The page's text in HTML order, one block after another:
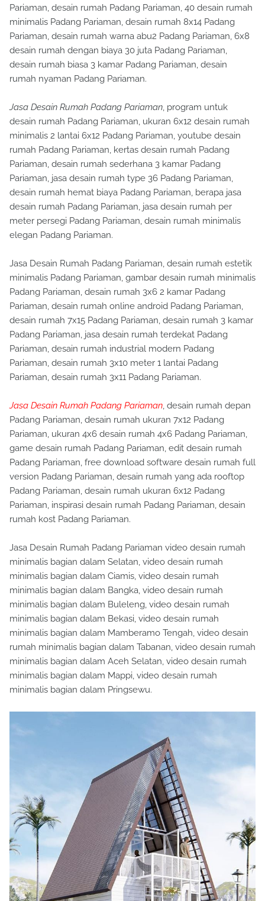
Pariaman, desain rumah Padang Pariaman, 40 desain rumah
minimalis Padang Pariaman, desain rumah 8x14 Padang
Pariaman, desain rumah warna abu2 Padang Pariaman, 6x8
desain rumah dengan biaya 30 juta Padang Pariaman,
desain rumah biasa 3 kamar Padang Pariaman, desain
rumah nyaman Padang Pariaman.
Jasa Desain Rumah Padang Pariaman, program untuk
desain rumah Padang Pariaman, ukuran 6x12 desain rumah
minimalis 2 lantai 6x12 Padang Pariaman, youtube desain
rumah Padang Pariaman, kertas desain rumah Padang
Pariaman, desain rumah sederhana 3 kamar Padang
Pariaman, jasa desain rumah type 36 Padang Pariaman,
desain rumah hemat biaya Padang Pariaman, berapa jasa
desain rumah Padang Pariaman, jasa desain rumah per
meter persegi Padang Pariaman, desain rumah minimalis
elegan Padang Pariaman.
Jasa Desain Rumah Padang Pariaman, desain rumah estetik
minimalis Padang Pariaman, gambar desain rumah minimalis
Padang Pariaman, desain rumah 3x6 2 kamar Padang
Pariaman, desain rumah online android Padang Pariaman,
desain rumah 7x15 Padang Pariaman, desain rumah 3 kamar
Padang Pariaman, jasa desain rumah terdekat Padang
Pariaman, desain rumah industrial modern Padang
Pariaman, desain rumah 3x10 meter 1 lantai Padang
Pariaman, desain rumah 3x11 Padang Pariaman.
Jasa Desain Rumah Padang Pariaman, desain rumah depan
Padang Pariaman, desain rumah ukuran 7x12 Padang
Pariaman, ukuran 4x6 desain rumah 4x6 Padang Pariaman,
game desain rumah Padang Pariaman, edit desain rumah
Padang Pariaman, free download software desain rumah full
version Padang Pariaman, desain rumah yang ada rooftop
Padang Pariaman, desain rumah ukuran 6x12 Padang
Pariaman, inspirasi desain rumah Padang Pariaman, desain
rumah kost Padang Pariaman.
Jasa Desain Rumah Padang Pariaman video desain rumah
minimalis bagian dalam Selatan, video desain rumah
minimalis bagian dalam Ciamis, video desain rumah
minimalis bagian dalam Bangka, video desain rumah
minimalis bagian dalam Buleleng, video desain rumah
minimalis bagian dalam Bekasi, video desain rumah
minimalis bagian dalam Mamberamo Tengah, video desain
rumah minimalis bagian dalam Tabanan, video desain rumah
minimalis bagian dalam Aceh Selatan, video desain rumah
minimalis bagian dalam Mappi, video desain rumah
minimalis bagian dalam Pringsewu.